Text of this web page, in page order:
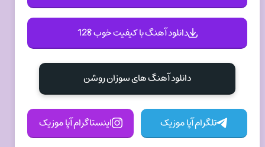
دانلود آهنگ با کیفیت خوب 128
دانلود آهنگ های سوزان روشن
تلگرام آپا موزیک اینستاگرام آپا موزیک